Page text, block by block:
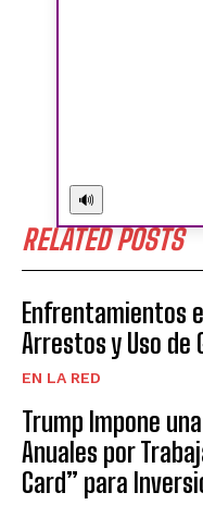
RELATED POSTS
Enfrentamientos
Arrestos y Uso de
EN LA RED
Trump Impone
Anuales por
Card” para
🔊